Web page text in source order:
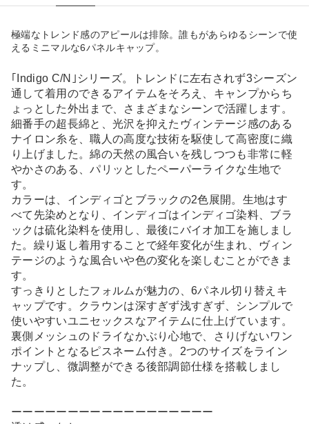
極端なトレンド感のアピールは排除。誰もがあらゆるシーンで使
えるミニマルな6パネルキャップ。
｢Indigo C/N｣シリーズ。トレンドに左右されず3シーズン
通して着用のできるアイテムをそろえ、キャンプからち
ょっとした外出まで、さまざまなシーンで活躍します。
細番手の超長綿と、光沢を抑えたヴィンテージ感のある
ナイロン糸を、職人の高度な技術を駆使して高密度に織
り上げました。綿の天然の風合いを残しつつも非常に軽
やかさのある、パリッとしたペーパーライクな生地で
す。
カラーは、インディゴとブラックの2色展開。生地はす
べて先染めとなり、インディゴはインディゴ染料、ブラ
ックは硫化染料を使用し、最後にバイオ加工を施しまし
た。繰り返し着用することで経年変化が生まれ、ヴィン
テージのような風合いや色の変化を楽しむことができま
す。
すっきりとしたフォルムが魅力の、6パネル切り替えキ
ャップです。クラウンは深すぎず浅すぎず、シンプルで
使いやすいユニセックスなアイテムに仕上げています。
裏側メッシュのドライなかぶり心地で、さりげないワン
ポイントとなるピスネーム付き。2つのサイズをライン
ナップし、微調整ができる後部調節仕様を搭載しまし
た。
ーーーーーーーーーーーーーーーーーー